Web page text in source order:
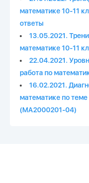
математике 10-11
ответы
13.05.2021.
математике 10-11
22.04.2021.
работа по
16.02.2021.
математике по
(МА2000201-04)